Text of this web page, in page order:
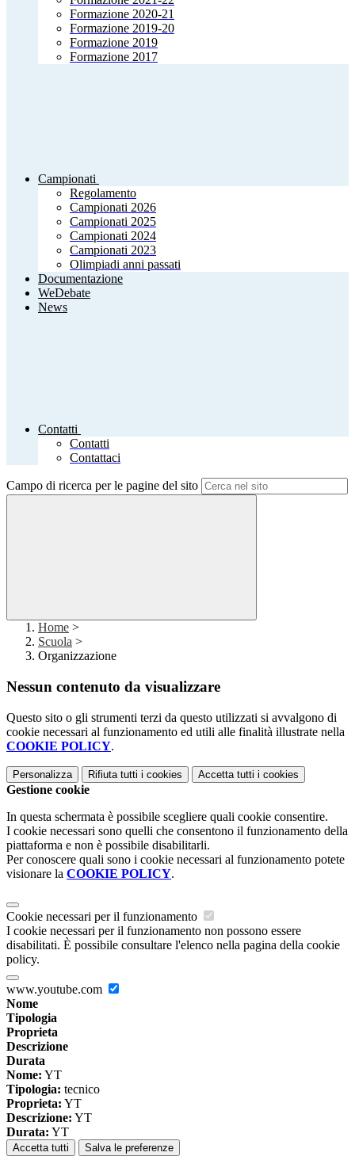
Formazione 2020-21
Formazione 2019-20
Formazione 2019
Formazione 2017
Campionati
Regolamento
Campionati 2026
Campionati 2025
Campionati 2024
Campionati 2023
Olimpiadi anni passati
Documentazione
WeDebate
News
Contatti
Contatti
Contattaci
Campo di ricerca per le pagine del sito
Home >
Scuola >
Organizzazione
Nessun contenuto da visualizzare
Questo sito o gli strumenti terzi da questo utilizzati si avvalgono di
cookie necessari al funzionamento ed utili alle finalità illustrate nella
COOKIE POLICY.
Personalizza Rifiuta tutti i cookies Accetta tutti i cookies
Gestione cookie
In questa schermata è possibile scegliere quali cookie consentire.
I cookie necessari sono quelli che consentono il funzionamento della
piattaforma e non è possibile disabilitarli.
Per conoscere quali sono i cookie necessari al funzionamento potete
visionare la COOKIE POLICY.
Cookie necessari per il funzionamento
I cookie necessari per il funzionamento non possono essere
disabilitati. È possibile consultare l'elenco nella pagina della cookie
policy.
www.youtube.com
Nome
Tipologia
Proprieta
Descrizione
Durata
Nome: YT
Tipologia: tecnico
Proprieta: YT
Descrizione: YT
Durata: YT
Accetta tutti Salva le preferenze